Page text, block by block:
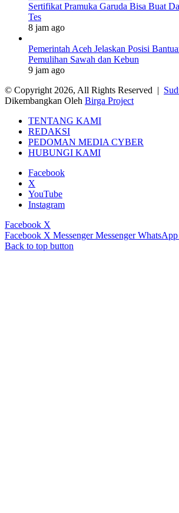
Sertifikat Pramuka Garuda Bisa Buat
Tes
8 jam ago
Pemerintah Aceh Jelaskan Posisi
Pemulihan Sawah dan Kebun
9 jam ago
© Copyright 2026, All Rights Reserved |
Dikembangkan Oleh Birga Project
TENTANG KAMI
REDAKSI
PEDOMAN MEDIA CYBER
HUBUNGI KAMI
Facebook
X
YouTube
Instagram
Facebook X
Facebook X Messenger Messenger WhatsApp
Back to top button